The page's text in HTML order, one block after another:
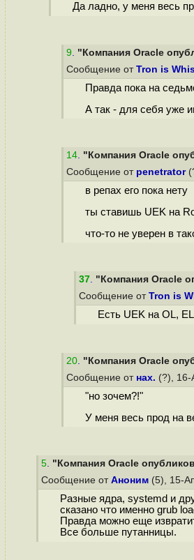
Да ладно, у меня весь
9. "Компания Oracle
Сообщение от Tron is
Правда пока на
А так - для себя уже
14. "Компания Oracle
Сообщение от penetrator
в репах его пока нету
ты ставишь UEK на
что-то не уверен в
37. "Компания Oracle
Сообщение от Tron is
Есть UEK на OL,
20. "Компания Oracle
Сообщение от нах. (?), 16-
"но зочем?!"
У меня весь прод на
5. "Компания Oracle
Сообщение от Аноним (5), 15-
Разные ядра, systemd и
сказано что именно grub
Правда можно еще
Все больше путанницы.